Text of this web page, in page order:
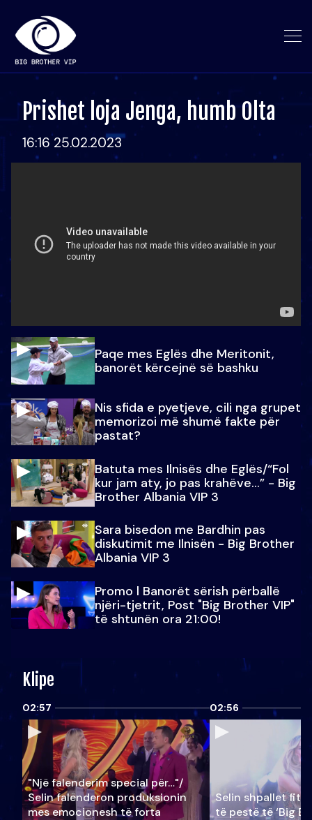
Prishet loja Jenga, humb Olta
16:16 25.02.2023
Paqe mes Eglës dhe Meritonit,
banorët kërcejnë së bashku
Nis sfida e pyetjeve, cili nga grupet
memorizoi më shumë fakte për
pastat?
Batuta mes Ilnisës dhe Eglës/“Fol
kur jam aty, jo pas krahëve…” - Big
Brother Albania VIP 3
Sara bisedon me Bardhin pas
diskutimit me Ilnisën - Big Brother
Albania VIP 3
Promo l Banorët sërish përballë
njëri-tjetrit, Post "Big Brother VIP"
të shtunën ora 21:00!
Klipe
02:57
"Një falenderim special për…"/
Selin falënderon produksionin
mes emocionesh të forta
02:56
Selin shpallet
të pestë të ‘Big